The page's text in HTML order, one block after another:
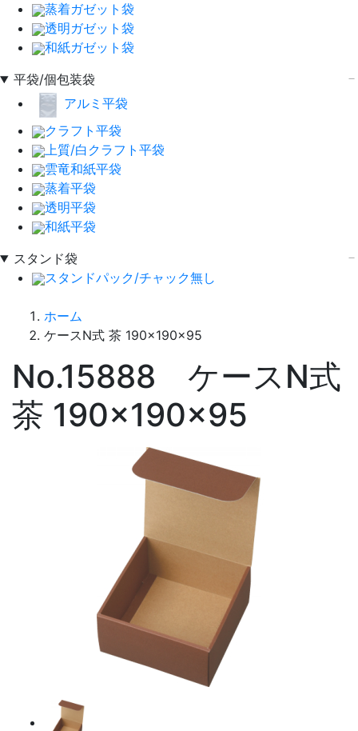
蒸着ガゼット袋
透明ガゼット袋
和紙ガゼット袋
平袋/個包装袋
アルミ平袋
クラフト平袋
上質/白クラフト平袋
雲竜和紙平袋
蒸着平袋
透明平袋
和紙平袋
スタンド袋
スタンドパック/チャック無し
ホーム
ケースN式 茶 190×190×95
No.15888 ケースN式
茶 190×190×95